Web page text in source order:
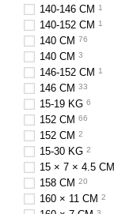
140-146 CM 1
140-152 CM 1
140 CM 76
140 СM 3
146-152 СM 1
146 CM 33
15-19 KG 6
152 CM 66
152 СM 2
15-30 KG 2
15 × 7 × 4.5 СM
158 CM 20
160 × 11 СM 2